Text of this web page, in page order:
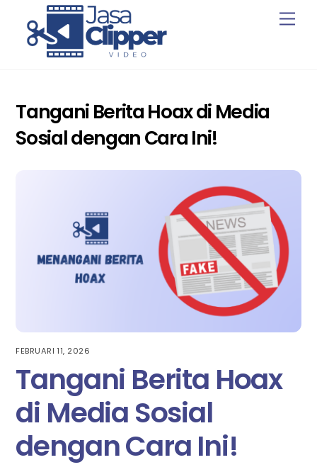
content
Tangani Berita Hoax di Media
Sosial dengan Cara Ini!
FEBRUARI 11, 2026
Tangani Berita Hoax
di Media Sosial
dengan Cara Ini!